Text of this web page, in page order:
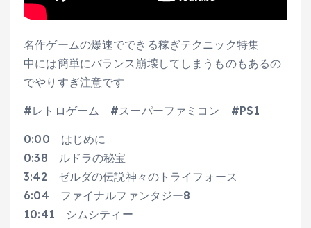
名作ゲームの爆速でできる稼ぎテクニック特集
中には簡単にバランス崩壊してしまうものもあるの
でやりすぎ注意です
#レトロゲーム #スーパーファミコン #PS1
0:00 はじめに
0:38 ルドラの秘宝
3:42 ゼルダの伝説神々のトライフォース
6:04 ファイナルファンタジー8
10:41 シムシティー